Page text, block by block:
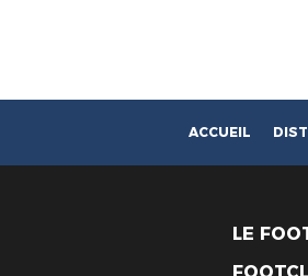
ACCUEIL
LE